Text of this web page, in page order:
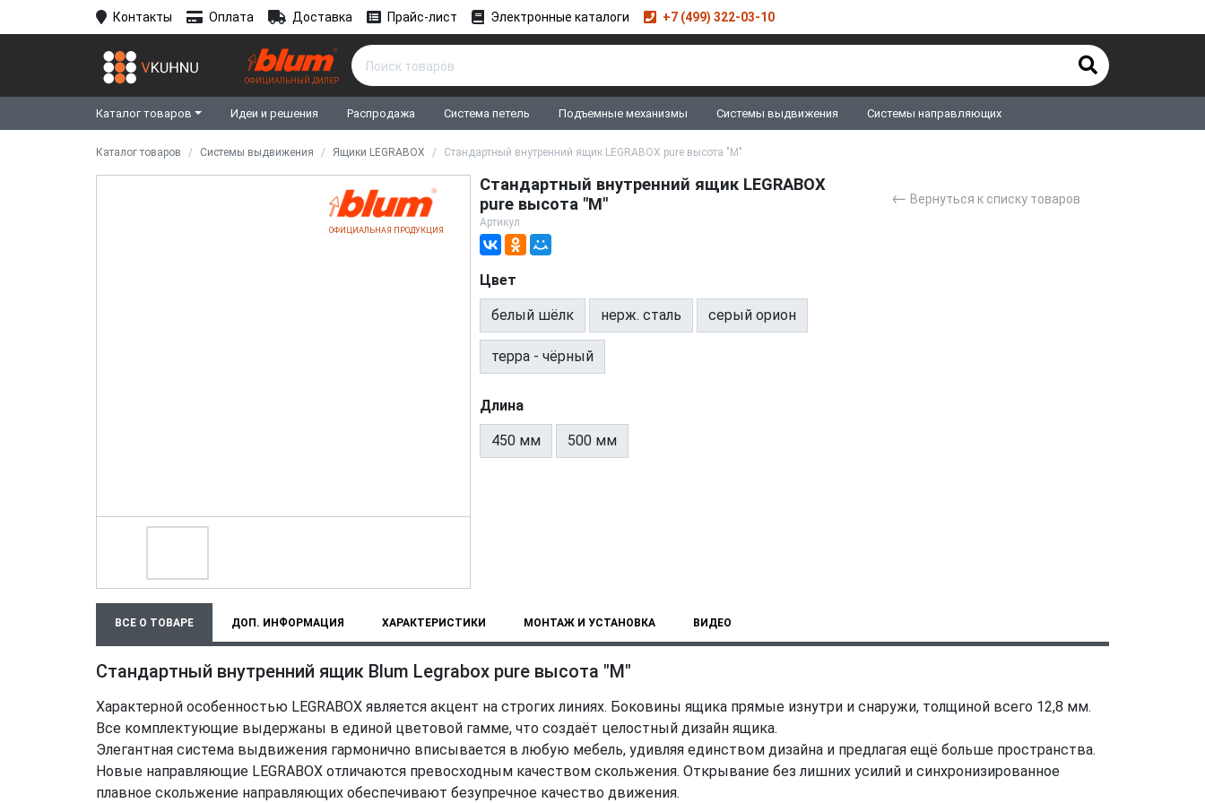
Контакты Оплата Доставка Прайс-лист Электронные каталоги +7 (499) 322-03-10
ОФИЦИАЛЬНЫЙ ДИЛЕР
Каталог товаров Идеи и решения Распродажа Система петель Подъемные механизмы Системы выдвижения Системы направляющих
Каталог товаров Системы выдвижения Ящики LEGRABOX Стандартный внутренний ящик LEGRABOX pure высота "M"
ОФИЦИАЛЬНАЯ ПРОДУКЦИЯ
Стандартный внутренний ящик LEGRABOX
pure высота "M"
Артикул
Цвет
белый шёлк нерж. сталь серый орион
терра - чёрный
Длина
450 мм 500 мм
← Вернуться к списку товаров
ВСЕ О ТОВАРЕ ДОП. ИНФОРМАЦИЯ ХАРАКТЕРИСТИКИ МОНТАЖ И УСТАНОВКА ВИДЕО
Стандартный внутренний ящик Blum Legrabox pure высота "M"
Характерной особенностью LEGRABOX является акцент на строгих линиях. Боковины ящика прямые изнутри и снаружи, толщиной всего 12,8 мм.
Все комплектующие выдержаны в единой цветовой гамме, что создаёт целостный дизайн ящика.
Элегантная система выдвижения гармонично вписывается в любую мебель, удивляя единством дизайна и предлагая ещё больше пространства.
Новые направляющие LEGRABOX отличаются превосходным качеством скольжения. Открывание без лишних усилий и синхронизированное
плавное скольжение направляющих обеспечивают безупречное качество движения.